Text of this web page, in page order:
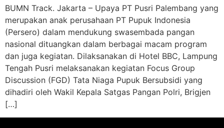
BUMN Track. Jakarta – Upaya PT Pusri Palembang yang
merupakan anak perusahaan PT Pupuk Indonesia
(Persero) dalam mendukung swasembada pangan
nasional dituangkan dalam berbagai macam program
dan juga kegiatan. Dilaksanakan di Hotel BBC, Lampung
Tengah Pusri melaksanakan kegiatan Focus Group
Discussion (FGD) Tata Niaga Pupuk Bersubsidi yang
dihadiri oleh Wakil Kepala Satgas Pangan Polri, Brigjen
[…]